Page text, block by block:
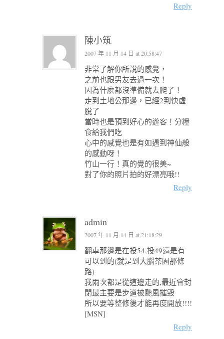
Reply
陳小筑
2007 年 11 月 14 日 at 20:58:47
非常了解你所說的感覺，
之前也跟男友去過一次！
因為什麼都沒準備就去爬了！
走到土地公那邊，已經2到快虛
脫了
當時也是預到好心的遊客！分糧
食給我們吃
心中的感覺也是有如遇到神仙般
的感動呀！
竹山一行！真的覺的很美~
對了你的照片拍的好漂亮哦!!
Reply
admin
2007 年 11 月 14 日 at 21:18:29
翻車那邊是在投54,投49還是有
可以到的(就是到大腦茶園那條
路)
我兩次都是從這邊走的,最近會封
閉最主要是步道被颱風摧毀
所以要等整修後才能再度開放!!!!
[MSN]
Reply